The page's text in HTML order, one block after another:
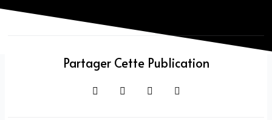
Partager Cette Publication